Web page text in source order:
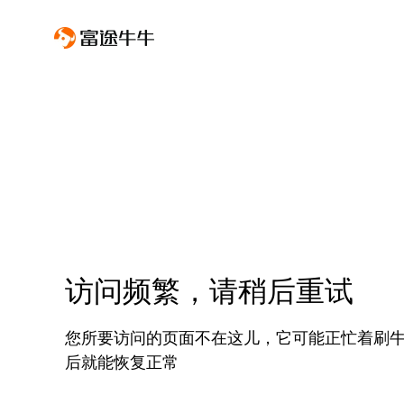
访问频繁，请稍后重试
您所要访问的页面不在这儿，它可能正忙着刷
后就能恢复正常